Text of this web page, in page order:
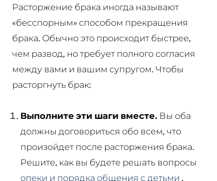
Расторжение брака иногда называют
«бесспорным» способом прекращения
брака. Обычно это происходит быстрее,
чем развод, но требует полного согласия
между вами и вашим супругом. Чтобы
расторгнуть брак:
Выполните эти шаги вместе. Вы оба
должны договориться обо всем, что
произойдет после расторжения брака.
Решите, как вы будете решать вопросы
опеки и порядка общения с детьми ,